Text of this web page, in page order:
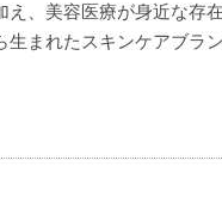
え、美容医療が身近な存在
まれたスキンケアブラ